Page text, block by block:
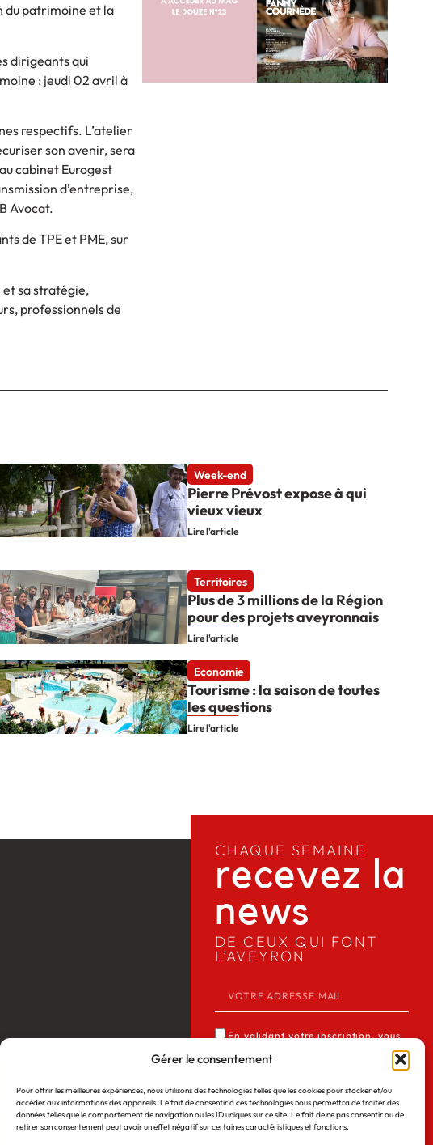
Gérer le consentement
Pour offrir les meilleures expériences, nous utilisons des technologies telles que les cookies pour stocker et/ou
accéder aux informations des appareils. Le fait de consentir à ces technologies nous permettra de traiter des
données telles que le comportement de navigation ou les ID uniques sur ce site. Le fait de ne pas consentir ou de
retirer son consentement peut avoir un effet négatif sur certaines caractéristiques et fonctions.
du patrimoine et la
dirigeants qui
: jeudi 02 avril à
respectifs. L’atelier
son avenir, sera
cabinet Eurogest
d’entreprise,
Avocat.
de TPE et PME, sur
et sa stratégie,
professionnels de
Week-end
Pierre Prévost expose à qui
vieux vieux
Lire l'article
Territoires
Plus de 3 millions de la Région
pour des projets aveyronnais
Lire l'article
Economie
Tourisme : la saison de toutes
les questions
Lire l'article
Linov Agence Web©2026Mentions légales
CHAQUE SEMAINE
recevez la
news​
DE CEUX QUI FONT
L’AVEYRON
En validant votre inscription, vous
acceptez que Media12 mémorise et
utilise votre adresse email dans le but
de vous envoyer notre lettre
d’informations. Consulter notre
politique de confidentialité des